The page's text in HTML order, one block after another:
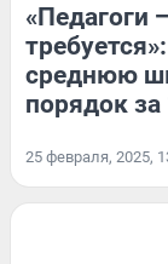
«Педагоги
среднюю
порядок
25 февраля, 2025,